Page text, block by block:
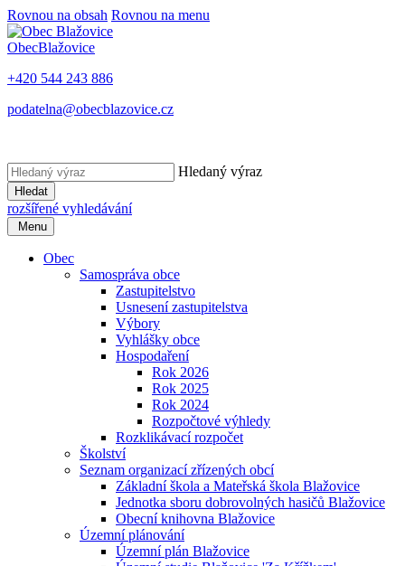
Rovnou na obsah Rovnou na menu
ObecBlažovice
+420 544 243 886
podatelna@obecblazovice.cz
Hledaný výraz
Hledat
rozšířené vyhledávání
Menu
Obec
Samospráva obce
Zastupitelstvo
Usnesení zastupitelstva
Výbory
Vyhlášky obce
Hospodaření
Rok 2026
Rok 2025
Rok 2024
Rozpočtové výhledy
Rozklikávací rozpočet
Školství
Seznam organizací zřízených obcí
Základní škola a Mateřská škola Blažovice
Jednotka sboru dobrovolných hasičů Blažovice
Obecní knihovna Blažovice
Územní plánování
Územní plán Blažovice